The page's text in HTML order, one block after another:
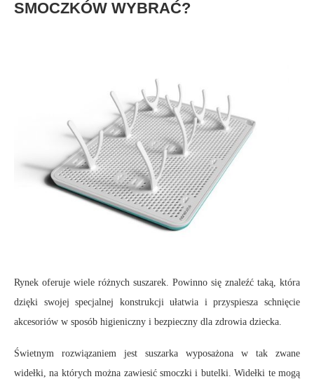
SMOCZKÓW WYBRAĆ?
Rynek oferuje wiele różnych suszarek. Powinno się znaleźć taką, która
dzięki swojej specjalnej konstrukcji ułatwia i przyspiesza schnięcie
akcesoriów w sposób higieniczny i bezpieczny dla zdrowia dziecka.
Świetnym rozwiązaniem jest suszarka wyposażona w tak zwane
widełki, na których można zawiesić smoczki i butelki. Widełki te mogą